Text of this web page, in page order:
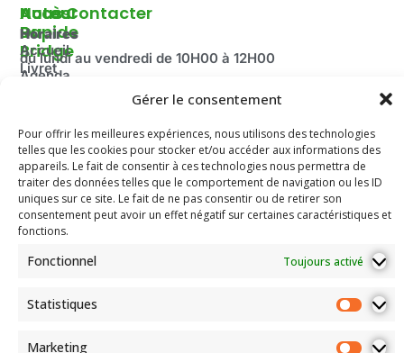
Gérer le consentement
Pour offrir les meilleures expériences, nous utilisons des technologies
telles que les cookies pour stocker et/ou accéder aux informations des
appareils. Le fait de consentir à ces technologies nous permettra de
traiter des données telles que le comportement de navigation ou les ID
uniques sur ce site. Le fait de ne pas consentir ou de retirer son
consentement peut avoir un effet négatif sur certaines caractéristiques et
fonctions.
Fonctionnel Toujours activé
Statistiques
Marketing
Autour
Du
Bridge
Livret
La
Fédération
Française
de Bridge
Accès
Rapide
Accueil
Agenda
Compétitions
du Comité
Jeunesse
Mentions
Légales
documents
l’association
Générales
Nous Contacter
Horaires
du lundi au vendredi de 10H00 à 12H00
Fermé pendant les vacances scolaire ainsi que le mois
100 route de Paris
69260 Charbonnières-les-Bains
Email: secretariat.colybridge@gmail.com
Tél: 04 78 42 10 89